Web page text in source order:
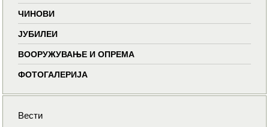
ЧИНОВИ
ЈУБИЛЕИ
ВООРУЖУВАЊЕ И ОПРЕМА
ФОТОГАЛЕРИЈА
Вести